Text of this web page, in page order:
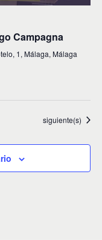
Campagna
1, Málaga, Málaga
Eventos
siguiente(s)